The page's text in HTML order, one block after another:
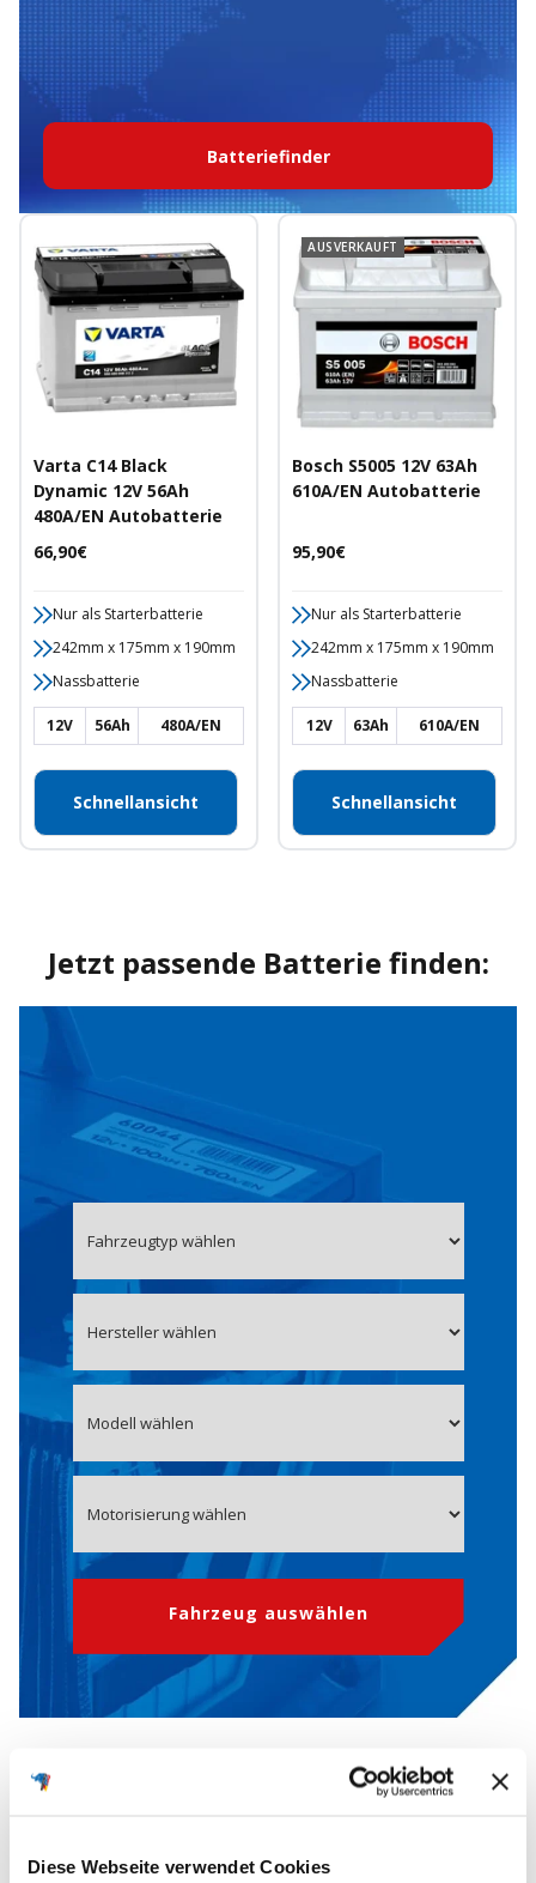
Diese Webseite verwendet Cookies
Batteriefinder
Varta C14 Black
Dynamic 12V 56Ah
480A/EN Autobatterie
Angebotspreis
66,90€
Nur als Starterbatterie
242mm x 175mm x 190mm
Nassbatterie
12V 56Ah 480A/EN
Schnellansicht
AUSVERKAUFT
Bosch S5005 12V 63Ah
610A/EN Autobatterie
Angebotspreis
95,90€
Nur als Starterbatterie
242mm x 175mm x 190mm
Nassbatterie
12V 63Ah 610A/EN
Schnellansicht
Jetzt passende Batterie finden:
Fahrzeug auswählen
OE-Nummer 46756133 Starterbatterie